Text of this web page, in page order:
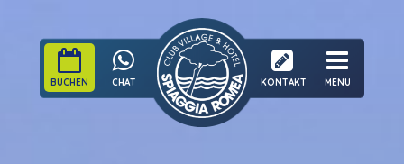
BUCHEN CHAT KONTAKT MENU